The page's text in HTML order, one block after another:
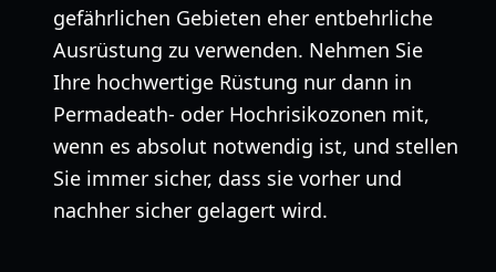
gefährlichen Gebieten eher entbehrliche
Ausrüstung zu verwenden. Nehmen Sie
Ihre hochwertige Rüstung nur dann in
Permadeath- oder Hochrisikozonen mit,
wenn es absolut notwendig ist, und stellen
Sie immer sicher, dass sie vorher und
nachher sicher gelagert wird.